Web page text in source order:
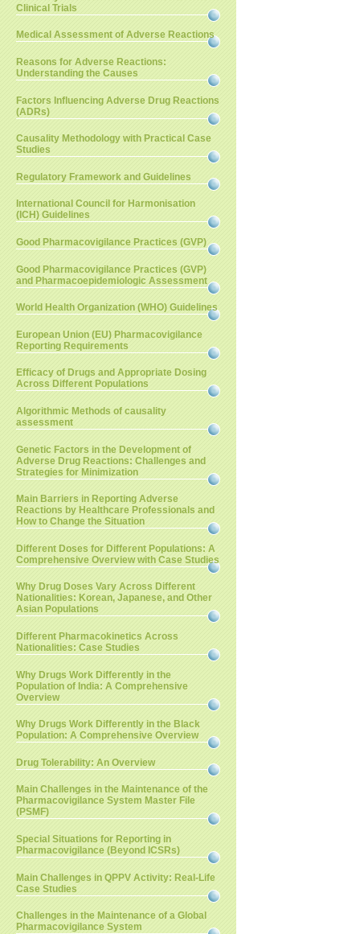
Clinical Trials
Medical Assessment of Adverse Reactions
Reasons for Adverse Reactions:
Understanding the Causes
Factors Influencing Adverse Drug Reactions
(ADRs)
Causality Methodology with Practical Case
Studies
Regulatory Framework and Guidelines
International Council for Harmonisation
(ICH) Guidelines
Good Pharmacovigilance Practices (GVP)
Good Pharmacovigilance Practices (GVP)
and Pharmacoepidemiologic Assessment
World Health Organization (WHO) Guidelines
European Union (EU) Pharmacovigilance
Reporting Requirements
Efficacy of Drugs and Appropriate Dosing
Across Different Populations
Algorithmic Methods of causality
assessment
Genetic Factors in the Development of
Adverse Drug Reactions: Challenges and
Strategies for Minimization
Main Barriers in Reporting Adverse
Reactions by Healthcare Professionals and
How to Change the Situation
Different Doses for Different Populations: A
Comprehensive Overview with Case Studies
Why Drug Doses Vary Across Different
Nationalities: Korean, Japanese, and Other
Asian Populations
Different Pharmacokinetics Across
Nationalities: Case Studies
Why Drugs Work Differently in the
Population of India: A Comprehensive
Overview
Why Drugs Work Differently in the Black
Population: A Comprehensive Overview
Drug Tolerability: An Overview
Main Challenges in the Maintenance of the
Pharmacovigilance System Master File
(PSMF)
Special Situations for Reporting in
Pharmacovigilance (Beyond ICSRs)
Main Challenges in QPPV Activity: Real-Life
Case Studies
Challenges in the Maintenance of a Global
Pharmacovigilance System